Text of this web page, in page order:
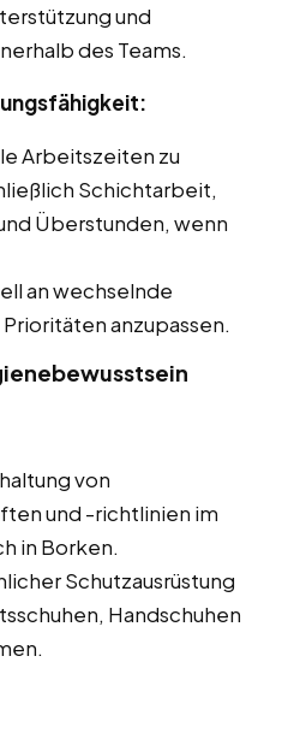
und
des Teams.
Arbeitszeiten zu
Schichtarbeit,
Überstunden, wenn
an wechselnde
anzupassen.
von
und -richtlinien im
in Borken.
Schutzausrüstung
Handschuhen